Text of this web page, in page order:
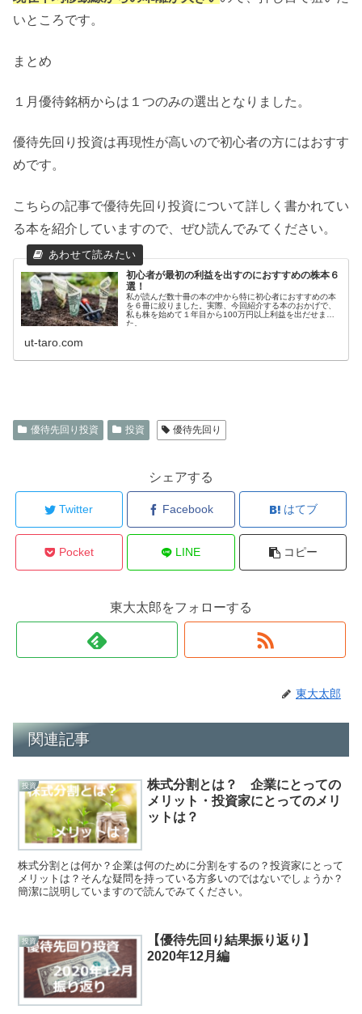
いところです。
まとめ
１月優待銘柄からは１つのみの選出となりました。
優待先回り投資は再現性が高いので初心者の方にはおすす
めです。
こちらの記事で優待先回り投資について詳しく書かれてい
る本を紹介していますので、ぜひ読んでみてください。
初心者が最初の利益を出すのにおすすめの株本６
選！
私が読んだ数十冊の本の中から特に初心者におすすめの本
を６冊に絞りました。実際、今回紹介する本のおかげで、
私も株を始めて１年目から100万円以上利益を出だせまし
た。
ut-taro.com
優待先回り投資 投資 優待先回り
シェアする
Twitter Facebook はてブ
Pocket LINE コピー
東大太郎をフォローする
東大太郎
関連記事
投資
株式分割とは？ 企業にとっての
メリット・投資家にとってのメリ
ットは？
株式分割とは何か？企業は何のために分割をするの？投資家にとって
メリットは？そんな疑問を持っている方多いのではないでしょうか？
簡潔に説明していますので読んでみてください。
投資
【優待先回り結果振り返り】
2020年12月編